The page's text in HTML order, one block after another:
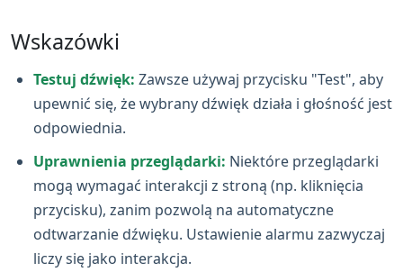
Wskazówki
Testuj dźwięk: Zawsze używaj przycisku "Test", aby
upewnić się, że wybrany dźwięk działa i głośność jest
odpowiednia.
Uprawnienia przeglądarki: Niektóre przeglądarki
mogą wymagać interakcji z stroną (np. kliknięcia
przycisku), zanim pozwolą na automatyczne
odtwarzanie dźwięku. Ustawienie alarmu zazwyczaj
liczy się jako interakcja.